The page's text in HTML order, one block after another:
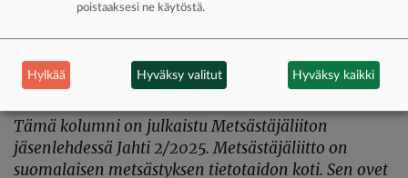
Tämä kolumni on julkaistu Metsästäjäliiton
jäsenlehdessä Jahti 2/2025. Metsästäjäliitto on
suomalaisen metsästyksen tietotaidon koti. Sen ovet
poistaaksesi ne käytöstä.
Hylkää Hyväksy valitut Hyväksy kaikki